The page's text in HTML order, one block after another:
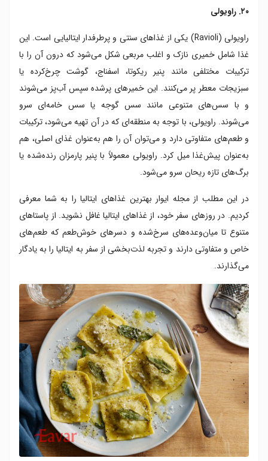
۲۰. راویولی
راویولی (Ravioli) یکی از غذاهای سنتی و پرطرفدار ایتالیایی است. این
غذا شامل خمیری نازک و اغلب مربعی شکل می‌شود که درون آن را با
ترکیبات مختلفی مانند پنیر ریکوتا، اسفناج، گوشت چرخ‌کرده یا
سبزیجات معطر پر می‌کنند. این خمیرهای پرشده سپس آب‌پز می‌شوند
و با سس‌های متنوعی مانند سس گوجه یا سس خامه‌ای سرو
می‌شوند. راویولی، با توجه به منطقه‌ای که در آن تهیه می‌شود، ترکیبات
و طعم‌های متفاوتی دارد و می‌توان آن را هم به‌عنوان غذای اصلی، هم
به‌عنوان پیش‌غذا میل کرد. راویولی معمولاً با پنیر پارمزان رنده‌شده یا
برگ‌های تازه ریحان سرو می‌شود.
در این مطلب از مجله ایوار بهترین غذاهای ایتالیا را به شما معرفی
کردیم. در روزهای سفر خود، از غذاهای ایتالیا غافل نشوید. از پاستاهای
متنوع تا میان‌وعده‌های سرخ‌شده و دسرهای خوش‌طعم که طعم‌های
خاص و متفاوتی دارند و تجربه لذت‌بخشی از سفر به ایتالیا را به یادگار
می‌گذارند.